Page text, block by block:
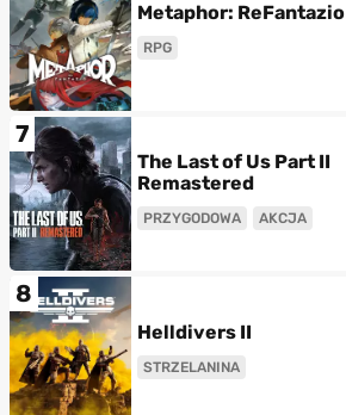
Metaphor: ReFantazio
RPG
7
The Last of Us Part II
Remastered
PRZYGODOWA AKCJA
8
Helldivers II
STRZELANINA